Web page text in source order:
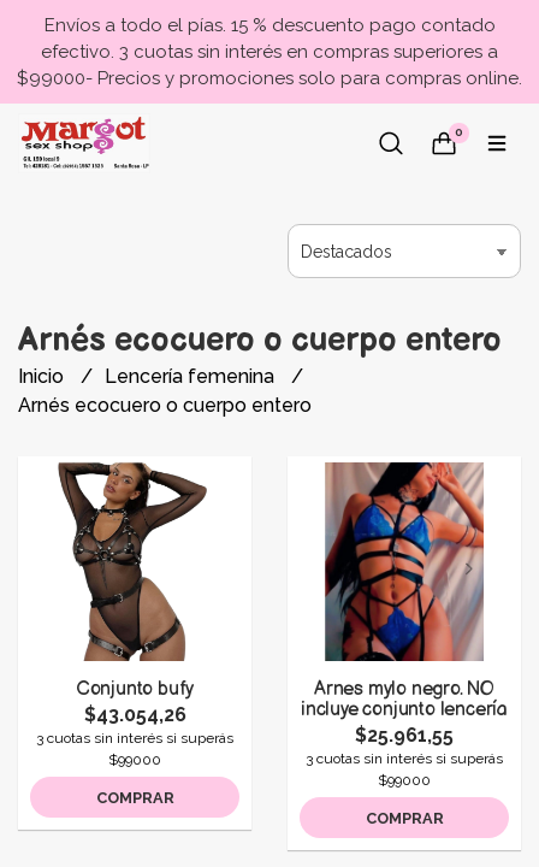
Envíos a todo el pías. 15 % descuento pago contado
efectivo. 3 cuotas sin interés en compras superiores a
$99000- Precios y promociones solo para compras online.
0
Arnés ecocuero o cuerpo entero
Inicio
Lencería femenina
Arnés ecocuero o cuerpo entero
Conjunto bufy
$43.054,26
3 cuotas sin interés si superás
$99000
COMPRAR
Arnes mylo negro. NO
incluye conjunto lencería
$25.961,55
3 cuotas sin interés si superás
$99000
COMPRAR